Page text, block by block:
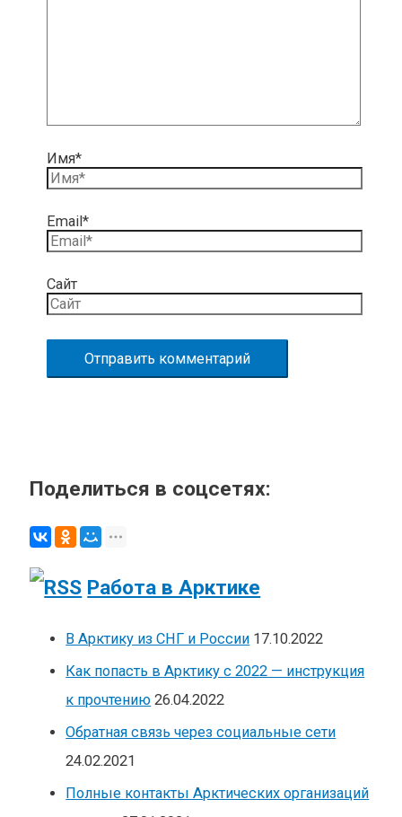
Имя*
Email*
Сайт
Поделиться в соцсетях:
Работа в Арктике
В Арктику из СНГ и России 17.10.2022
Как попасть в Арктику с 2022 — инструкция
к прочтению 26.04.2022
Обратная связь через социальные сети
24.02.2021
Полные контакты Арктических организаций